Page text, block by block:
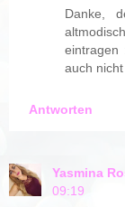
Danke,
eintragen
auch
Antworten
Yasmina
09:19